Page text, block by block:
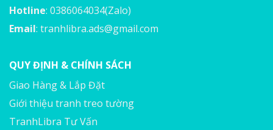
Hotline: 0386064034(Zalo)
Email: tranhlibra.ads@gmail.com
QUY ĐỊNH & CHÍNH SÁCH
Giao Hàng & Lắp Đặt
Giới thiệu tranh treo tường
TranhLibra Tư Vấn